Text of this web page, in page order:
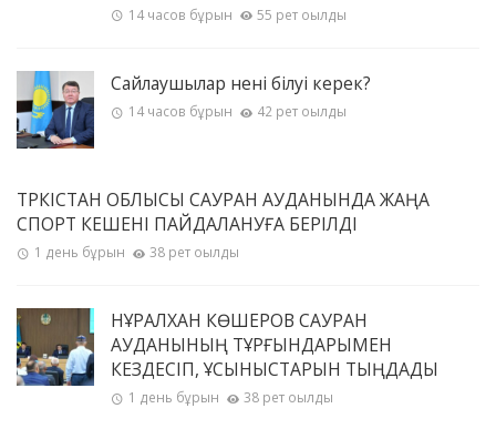
14 часов бұрын 55 рет оқылды
Сайлаушылар нені білуі керек?
14 часов бұрын 42 рет оқылды
ТҮРКІСТАН ОБЛЫСЫ САУРАН АУДАНЫНДА ЖАҢА
СПОРТ КЕШЕНІ ПАЙДАЛАНУҒА БЕРІЛДІ
1 день бұрын 38 рет оқылды
НҰРАЛХАН КӨШЕРОВ САУРАН
АУДАНЫНЫҢ ТҰРҒЫНДАРЫМЕН
КЕЗДЕСІП, ҰСЫНЫСТАРЫН ТЫҢДАДЫ
1 день бұрын 38 рет оқылды